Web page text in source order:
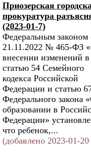
Приозерская
прокуратура
(2023-01-7)
Федеральным законом
21.11.2022 № 465-ФЗ
внесении изменений в
статью 54 Семейного
кодекса Российской
Федерации и статью
Федерального закона
образовании в
Федерации»
что ребенок,...
(добавлено 2023-01-